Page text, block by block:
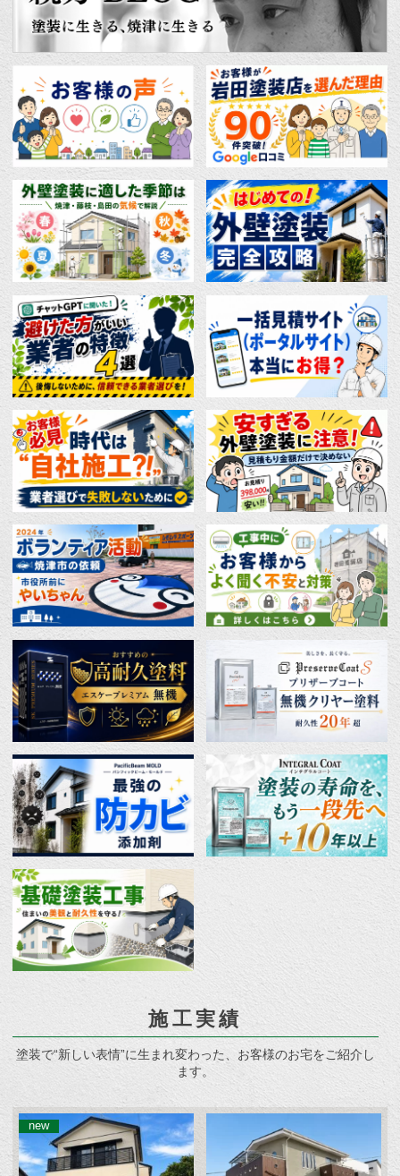
施工実績
塗装で“新しい表情”に生まれ変わった、お客様のお宅をご紹介し
ます。